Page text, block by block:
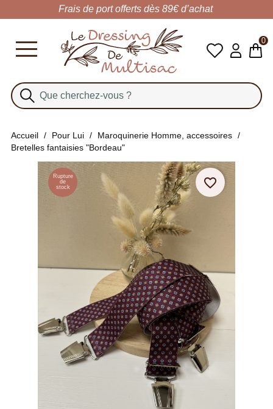
0
Frais de port offerts dès 89€ d’achat
Accueil Pour Lui
Maroquinerie Homme, accessoires
Bretelles fantaisies "Bordeau"
favorite_border
Rupture
de
stock